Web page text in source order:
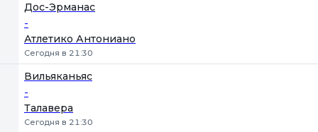
Дос-Эрманас
-
Атлетико Антониано
Сегодня в 21:30
Вильяканьяс
-
Талавера
Сегодня в 21:30